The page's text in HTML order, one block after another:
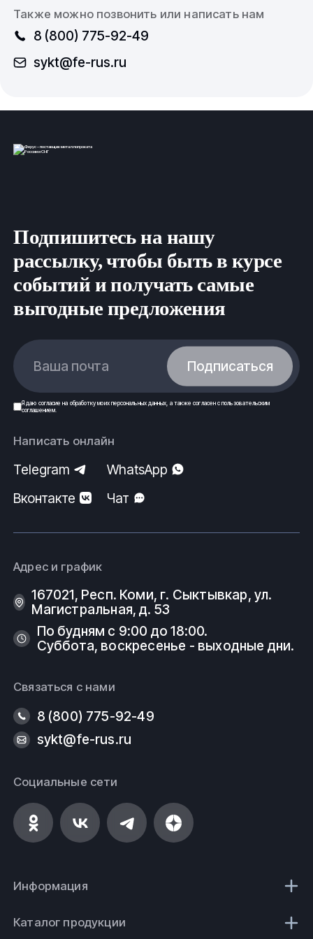
Также можно позвонить или написать нам
8 (800) 775-92-49
sykt@fe-rus.ru
Подпишитесь на нашу
рассылку, чтобы быть в курсе
событий и получать самые
выгодные предложения
Ваша почта Подписаться
Я даю согласие на обработку моих персональных данных , а также согласен спользовательским
соглашением.
Написать онлайн
Telegram
WhatsApp
Вконтакте
Чат
Адрес и график
167021, Респ. Коми, г. Сыктывкар, ул.
Магистральная, д. 53
По будням с 9:00 до 18:00.
Суббота, воскресенье - выходные дни.
Связаться с нами
8 (800) 775-92-49
sykt@fe-rus.ru
Социальные сети
Информация
Каталог продукции